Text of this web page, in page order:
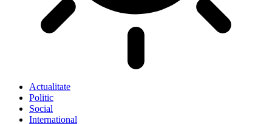
Actualitate
Politic
Social
International